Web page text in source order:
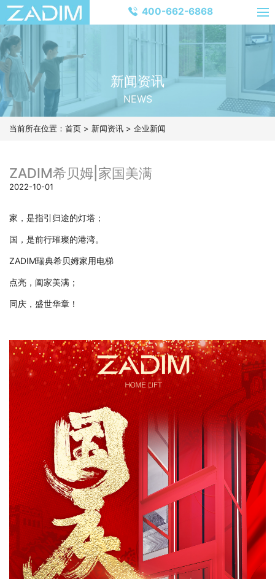
400-662-6868
新闻资讯
NEWS
当前所在位置： 首页 > 新闻资讯 > 企业新闻
ZADIM希贝姆|家国美满
2022-10-01
家，是指引归途的灯塔；
国，是前行璀璨的港湾。
ZADIM瑞典希贝姆家用电梯
点亮，阖家美满；
同庆，盛世华章！